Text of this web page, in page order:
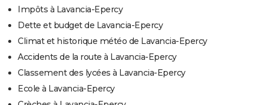
Impôts à Lavancia-Epercy
Dette et budget de Lavancia-Epercy
Climat et historique météo de Lavancia-Epercy
Accidents de la route à Lavancia-Epercy
Classement des lycées à Lavancia-Epercy
Ecole à Lavancia-Epercy